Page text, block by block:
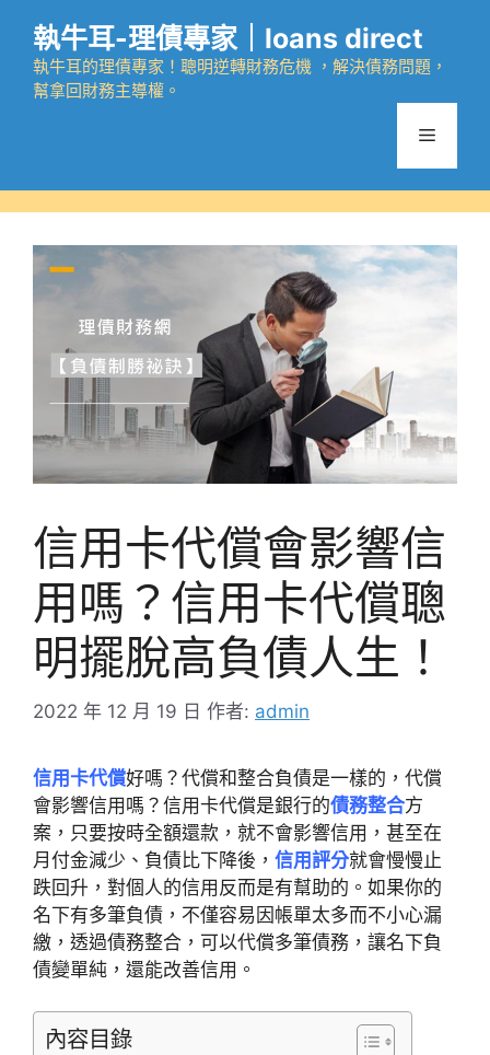
執牛耳-理債專家｜loans direct
執牛耳的理債專家！聰明逆轉財務危機 ，解決債務問題，
幫拿回財務主導權。
選
信用卡代償會影響信
用嗎？信用卡代償聰
明擺脫高負債人生！
2022 年 12 月 19 日 作者: admin
信用卡代償好嗎？代償和整合負債是一樣的，代償
會影響信用嗎？信用卡代償是銀行的債務整合方
案，只要按時全額還款，就不會影響信用，甚至在
月付金減少、負債比下降後， 信用評分就會慢慢止
跌回升，對個人的信用反而是有幫助的。如果你的
名下有多筆負債，不僅容易因帳單太多而不小心漏
繳，透過債務整合，可以代償多筆債務，讓名下負
債變單純，還能改善信用。
內容目錄